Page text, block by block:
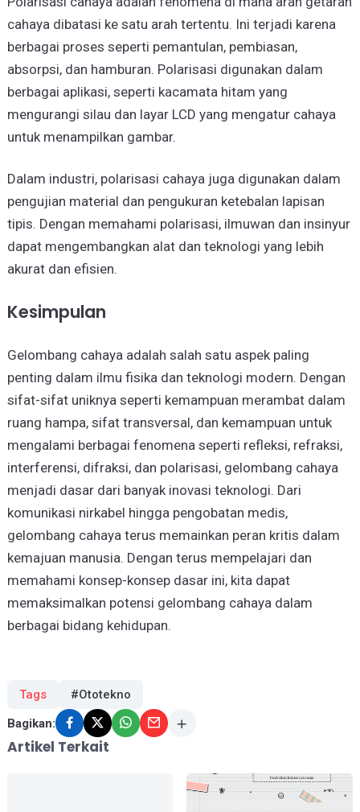
cahaya dibatasi ke satu arah tertentu. Ini terjadi karena
berbagai proses seperti pemantulan, pembiasan,
absorpsi, dan hamburan. Polarisasi digunakan dalam
berbagai aplikasi, seperti kacamata hitam yang
mengurangi silau dan layar LCD yang mengatur cahaya
untuk menampilkan gambar.
Dalam industri, polarisasi cahaya juga digunakan dalam
pengujian material dan pengukuran ketebalan lapisan
tipis. Dengan memahami polarisasi, ilmuwan dan insinyur
dapat mengembangkan alat dan teknologi yang lebih
akurat dan efisien.
Kesimpulan
Gelombang cahaya adalah salah satu aspek paling
penting dalam ilmu fisika dan teknologi modern. Dengan
sifat-sifat uniknya seperti kemampuan merambat dalam
ruang hampa, sifat transversal, dan kemampuan untuk
mengalami berbagai fenomena seperti refleksi, refraksi,
interferensi, difraksi, dan polarisasi, gelombang cahaya
menjadi dasar dari banyak inovasi teknologi. Dari
komunikasi nirkabel hingga pengobatan medis,
gelombang cahaya terus memainkan peran kritis dalam
kemajuan manusia. Dengan terus mempelajari dan
memahami konsep-konsep dasar ini, kita dapat
memaksimalkan potensi gelombang cahaya dalam
berbagai bidang kehidupan.
Tags #Ototekno
Bagikan:
Artikel Terkait